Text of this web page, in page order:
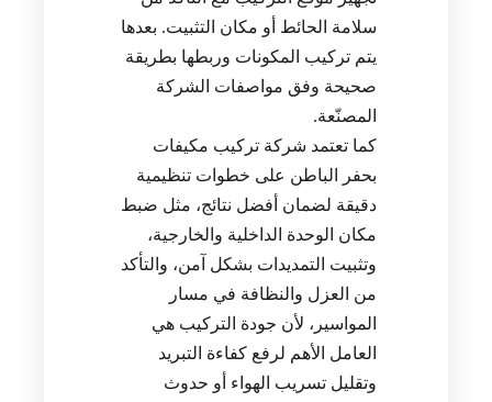
سلامة الحائط أو مكان التثبيت. بعدها
يتم تركيب المكونات وربطها بطريقة
صحيحة وفق مواصفات الشركة
المصنّعة.
كما تعتمد شركة تركيب مكيفات
بحفر الباطن على خطوات تنظيمية
دقيقة لضمان أفضل نتائج، مثل ضبط
مكان الوحدة الداخلية والخارجية،
وتثبيت التمديدات بشكل آمن، والتأكد
من العزل والنظافة في مسار
المواسير، لأن جودة التركيب هي
العامل الأهم لرفع كفاءة التبريد
وتقليل تسريب الهواء أو حدوث